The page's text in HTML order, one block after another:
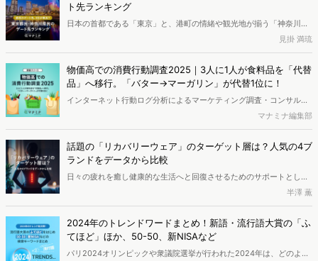
ト先ランキング
日本の首都である「東京」と、港町の情緒や観光地が揃う「神奈川」
いからこそ「結局みんな、どこに行くのか」が見えにくい面もありま
す。今回は、Web上の検索データを分析し、東京都民と神奈川県民が
選ぶデートスポットの傾向を調査しました。日本有数の都市であるこ
の2つのエリアに住む人々は、普段どのような場所でデートをしてい
るのでしょうか。
見掛 満琉
物価高での消費行動調査2025｜3人に1人が食料品を「代替
品」へ移行。「バター→マーガリン」が代替1位に！
インターネット行動ログ分析によるマーケティング調査・コンサルテ
ィングサービスを提供する株式会社ヴァリューズ（本社：東京都港
区、代表取締役社長：辻本 秀幸、以下「ヴァリューズ」）は、国内の
18歳以上の男女33,276人を対象に、直近2年間の物価高による消費行
動変化に関する消費者アンケート調査を実施しました。また、WEB行
動ログを使用し、WEB上における興味関心を分析しました。※本レポ
ートは記事末尾のフォームから無料でダウンロードできます。
マナミナ編集部
話題の「リカバリーウェア」のターゲット層は？人気の4ブ
ランドをデータから比較
日々の疲れを癒し健康的な生活へと回復させるためのサポートとし
て、医薬品やサプリ、健康食品など、巷にはさまざまな情報が溢れて
います。中でも最近よく見聞きするのが「リカバリーウェア」。着る
だけで疲労感などが軽減されると謳う救世主的な商品ですが、一体ど
のような物で、どのような人たちの関心を掴んでいるのか、データを
用いて検証します。
半澤 薫
2024年のトレンドワードまとめ！新語・流行語大賞の「ふ
てほど」ほか、50-50、新NISAなど
パリ2024オリンピックや衆議院選挙が行われた2024年は、どのよう